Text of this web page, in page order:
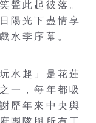
聲此起彼落。
陽光下盡情享
水季序幕。
水趣」是花蓮
一，每年都吸
歷年來中央與